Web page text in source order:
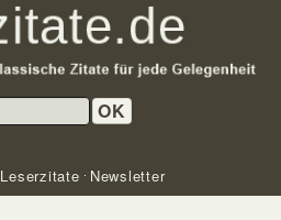
OK
Leserzitate Newsletter